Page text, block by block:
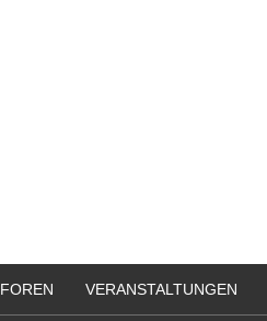
FOREN VERANSTALTUNGEN